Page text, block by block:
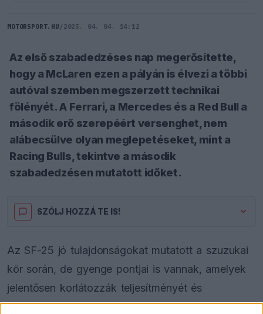
MOTORSPORT.HU / 2025. 04. 04. 14:12
Az első szabadedzéses nap megerősítette,
hogy a McLaren ezen a pályán is élvezi a többi
autóval szemben megszerzett technikai
fölényét. A Ferrari, a Mercedes és a Red Bull a
második erő szerepéért versenghet, nem
alábecsülve olyan meglepetéseket, mint a
Racing Bulls, tekintve a második
szabadedzésen mutatott időket.
SZÓLJ HOZZÁ TE IS!
Az SF-25 jó tulajdonságokat mutatott a szuzukai
kör során, de gyenge pontjai is vannak, amelyek
jelentősen korlátozzák teljesítményét és
megakadályozzák, hogy kihívást intézzen az